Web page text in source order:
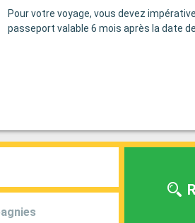
Pour votre voyage, vous devez
passeport valable 6 mois après la date